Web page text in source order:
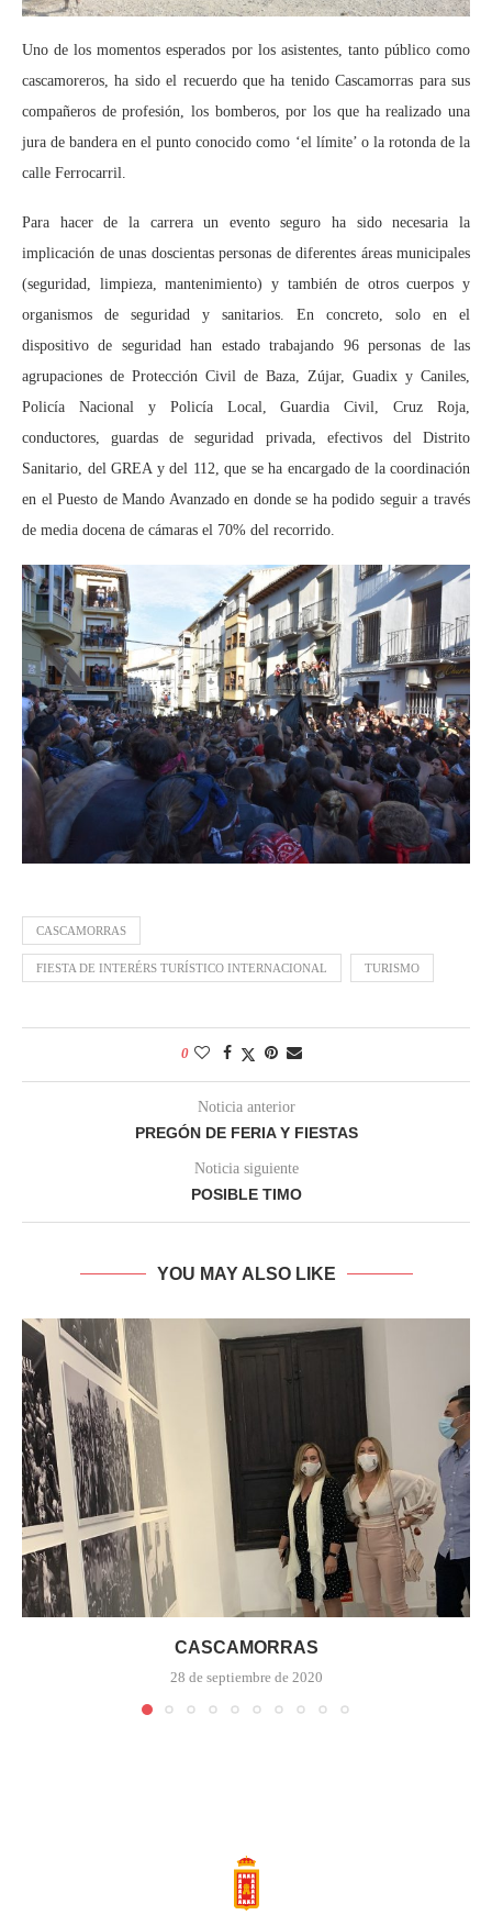
Uno de los momentos esperados por los asistentes, tanto público como
cascamoreros, ha sido el recuerdo que ha tenido Cascamorras para sus
compañeros de profesión, los bomberos, por los que ha realizado una
jura de bandera en el punto conocido como ‘el límite’ o la rotonda de la
calle Ferrocarril.
Para hacer de la carrera un evento seguro ha sido necesaria la
implicación de unas doscientas personas de diferentes áreas municipales
(seguridad, limpieza, mantenimiento) y también de otros cuerpos y
organismos de seguridad y sanitarios. En concreto, solo en el
dispositivo de seguridad han estado trabajando 96 personas de las
agrupaciones de Protección Civil de Baza, Zújar, Guadix y Caniles,
Policía Nacional y Policía Local, Guardia Civil, Cruz Roja,
conductores, guardas de seguridad privada, efectivos del Distrito
Sanitario, del GREA y del 112, que se ha encargado de la coordinación
en el Puesto de Mando Avanzado en donde se ha podido seguir a través
de media docena de cámaras el 70% del recorrido.
CASCAMORRAS
FIESTA DE INTERÉRS TURÍSTICO INTERNACIONAL TURISMO
0
Noticia anterior
PREGÓN DE FERIA Y FIESTAS
Noticia siguiente
POSIBLE TIMO
YOU MAY ALSO LIKE
CASCAMORRAS
28 de septiembre de 2020